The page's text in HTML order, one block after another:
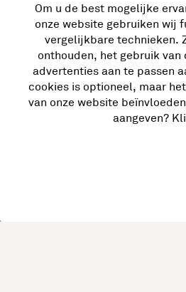
Ga snel naar
Laadoplossingen
Voor thuis
Bij het bedrijf
Snelladers
Om u de best mogelijke
onze website gebruiken wij
vergelijkbare technieken.
onthouden, het gebruik van
advertenties aan te passen
cookies is optioneel, maar
van onze website
aangeven?